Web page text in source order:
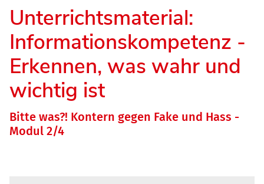
Unterrichtsmaterial:
Informationskompetenz -
Erkennen, was wahr und
wichtig ist
Bitte was?! Kontern gegen Fake und Hass -
Modul 2/4